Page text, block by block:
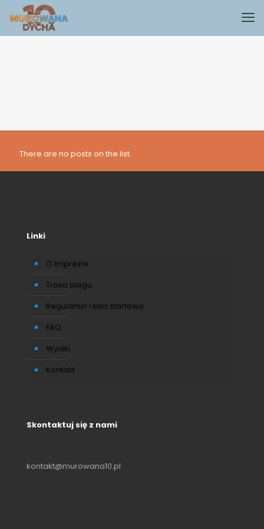
There are no posts on the list.
Linki
O Imprezie
Trasa biegu
Regulamin i lista startowa
FAQ
Wyniki
Kontakt
Skontaktuj się z nami
kontakt@murowana10.pl